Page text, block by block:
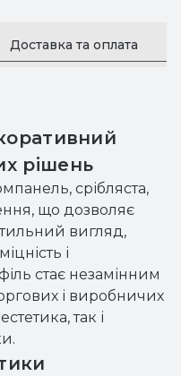
Доставка та оплата
рішень
срібляста,
що дозволяє
вигляд,
і
стає незамінним
і виробничих
так і